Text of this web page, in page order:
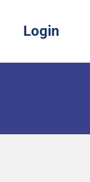
Login